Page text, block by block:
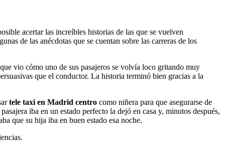
acertar las increíbles historias de las que se vuelven
de las anécdotas que se cuentan sobre las carreras de los
vio cómo uno de sus pasajeros se volvía loco gritando muy
que el conductor. La historia terminó bien gracias a la
tele taxi en Madrid centro como niñera para que asegurarse de
iba en un estado perfecto la dejó en casa y, minutos después,
que su hija iba en buen estado esa noche.